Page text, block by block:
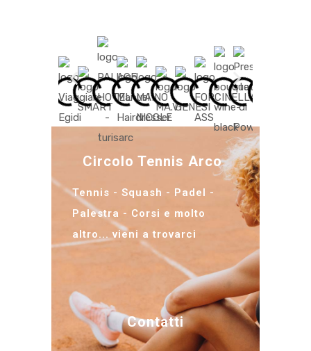
Circolo Tennis Arco
Tennis - Squash - Padel -
Palestra - Corsi e molto
altro... vieni a trovarci
Contatti